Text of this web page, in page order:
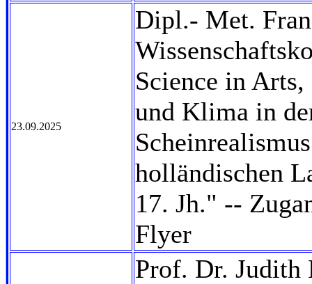
23.09.2025
Dipl.- Met.
Science in
und Klima in
holländischen
17. Jh." --
Flyer
Prof. Dr. Judith